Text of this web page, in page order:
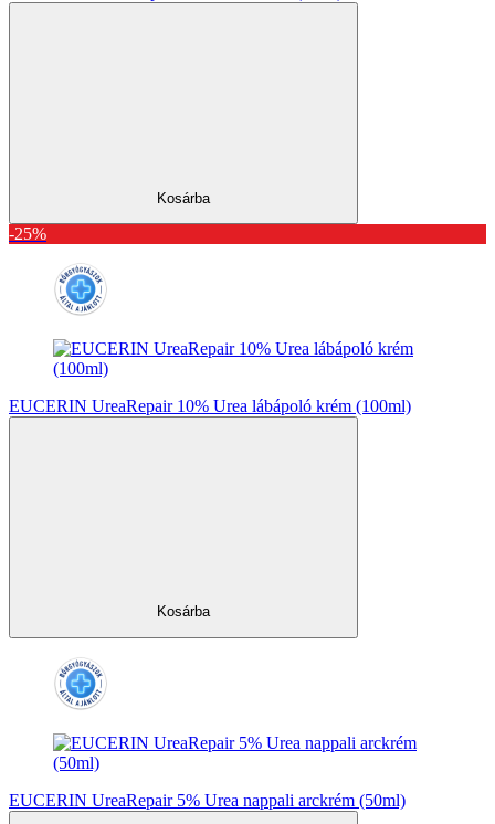
Kosárba
-25%
EUCERIN UreaRepair 10% Urea lábápoló krém (100ml)
Kosárba
EUCERIN UreaRepair 5% Urea nappali arckrém (50ml)